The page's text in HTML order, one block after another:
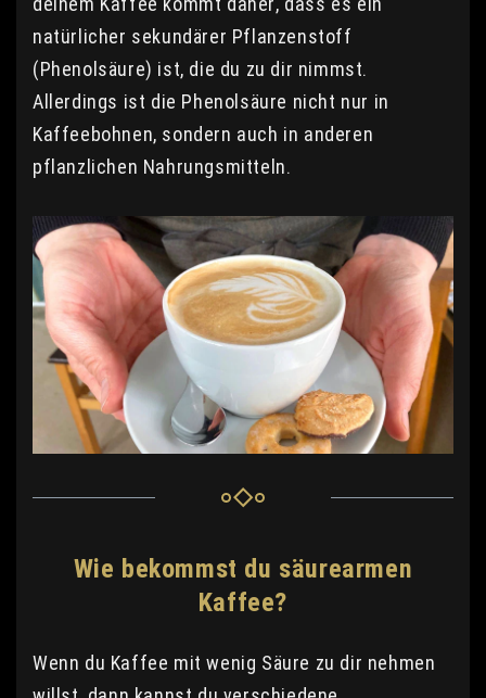
natürlicher sekundärer Pflanzenstoff
(Phenolsäure) ist, die du zu dir nimmst.
Allerdings ist die Phenolsäure nicht nur in
Kaffeebohnen, sondern auch in anderen
pflanzlichen Nahrungsmitteln.
Wie bekommst du säurearmen
Kaffee?
Wenn du Kaffee mit wenig Säure zu dir nehmen